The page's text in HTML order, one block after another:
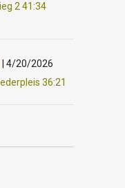
2 41:34
4/20/2026
36:21